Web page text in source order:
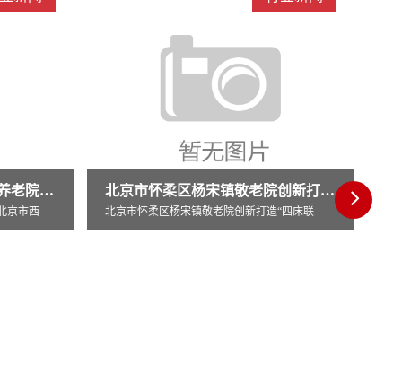
北京市怀柔区杨宋镇敬老院创新打造“四床联
床联
权威解读医养融合政策!docx